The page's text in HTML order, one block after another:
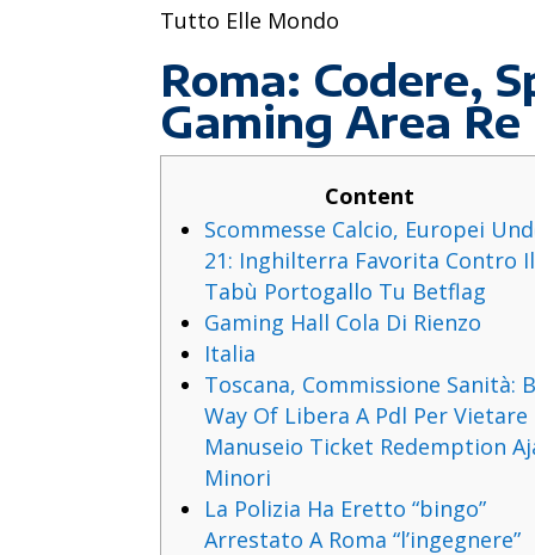
Tutto Elle Mondo
Roma: Codere,
Gaming Area Re
Content
Scommesse Calcio, Europei
21: Inghilterra Favorita Contro Il
Tabù Portogallo Tu Betflag
Gaming Hall Cola Di Rienzo
Italia
Toscana, Commissione Sanità:
Way Of Libera A Pdl Per Vietare
Manuseio Ticket Redemption
Minori
La Polizia Ha Eretto “bingo”
Arrestato A Roma “l’ingegnere”